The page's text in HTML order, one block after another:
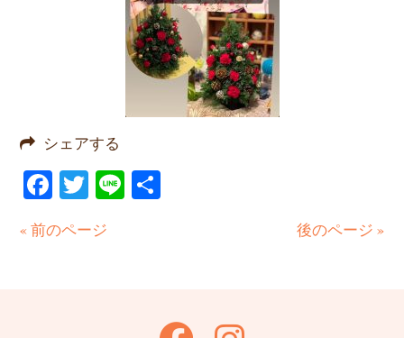
シェアする
Facebook
Twitter
Line
« 前のページ 後のページ »